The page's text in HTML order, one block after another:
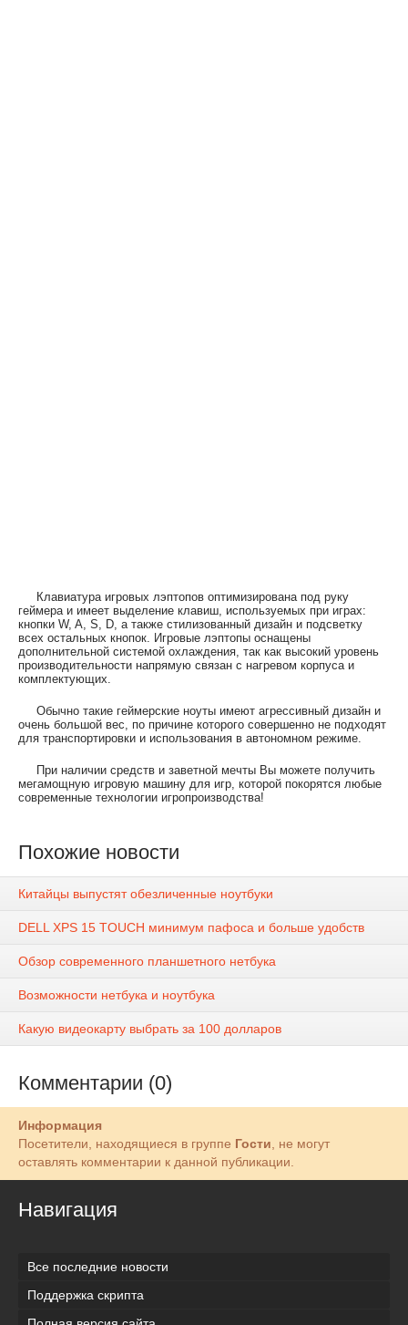
Клавиатура игровых лэптопов оптимизирована под руку
геймера и имеет выделение клавиш, используемых при играх:
кнопки W, A, S, D, а также стилизованный дизайн и подсветку
всех остальных кнопок. Игровые лэптопы оснащены
дополнительной системой охлаждения, так как высокий уровень
производительности напрямую связан с нагревом корпуса и
комплектующих.
Обычно такие геймерские ноуты имеют агрессивный дизайн и
очень большой вес, по причине которого совершенно не подходят
для транспортировки и использования в автономном режиме.
При наличии средств и заветной мечты Вы можете получить
мегамощную игровую машину для игр, которой покорятся любые
современные технологии игропроизводства!
Похожие новости
Китайцы выпустят обезличенные ноутбуки
DELL XPS 15 TOUCH минимум пафоса и больше удобств
Обзор современного планшетного нетбука
Возможности нетбука и ноутбука
Какую видеокарту выбрать за 100 долларов
Комментарии (0)
Информация
Посетители, находящиеся в группе Гости, не могут
оставлять комментарии к данной публикации.
Навигация
Все последние новости
Поддержка скрипта